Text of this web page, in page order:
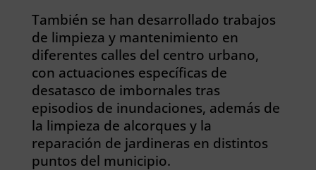
También se han desarrollado trabajos
de limpieza y mantenimiento en
diferentes calles del centro urbano,
con actuaciones específicas de
desatasco de imbornales tras
episodios de inundaciones, además de
la limpieza de alcorques y la
reparación de jardineras en distintos
puntos del municipio.